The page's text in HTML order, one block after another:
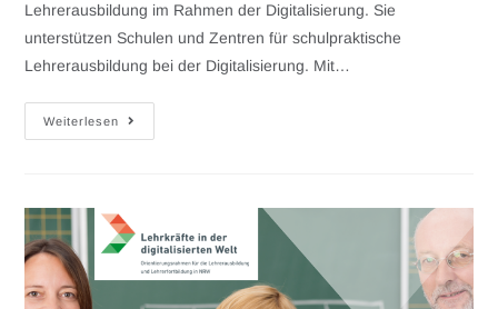
Lehrerausbildung im Rahmen der Digitalisierung. Sie
unterstützen Schulen und Zentren für schulpraktische
Lehrerausbildung bei der Digitalisierung. Mit…
Weiterlesen